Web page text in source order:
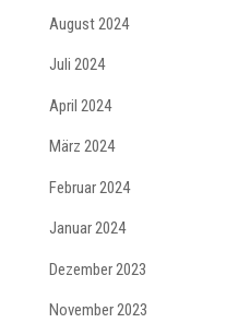
August 2024
Juli 2024
April 2024
März 2024
Februar 2024
Januar 2024
Dezember 2023
November 2023